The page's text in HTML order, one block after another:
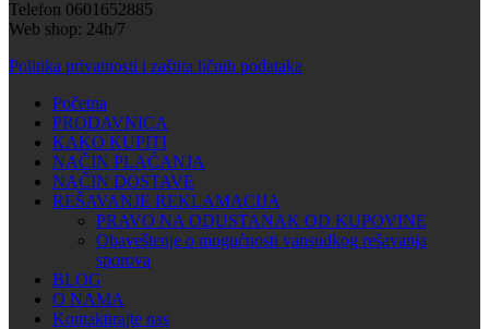
Telefon 0601652885
Web shop: 24h/7
Politika privatnosti i zaštita ličnih podataka
Početna
PRODAVNICA
KAKO KUPITI
NAČIN PLAĆANJA
NAČIN DOSTAVE
REŠAVANJE REKLAMACIJA
PRAVO NA ODUSTANAK OD KUPOVINE
Obaveštenje o mogućnosti vansudkog rešavanja
sporova
BLOG
O NAMA
Kontaktirajte nas